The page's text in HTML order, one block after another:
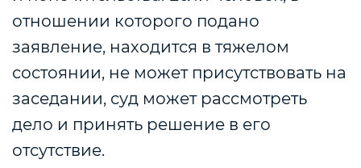
отношении которого подано
заявление, находится в тяжелом
состоянии, не может присутствовать на
заседании, суд может рассмотреть
дело и принять решение в его
отсутствие.